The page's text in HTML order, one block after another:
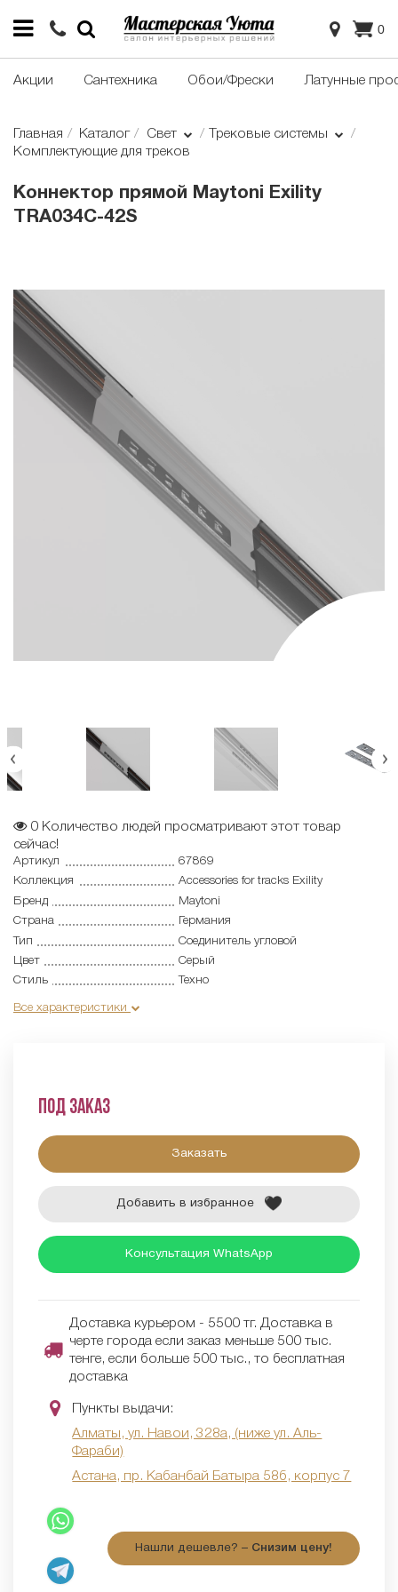
0
Акции Сантехника Обои/Фрески Латунные
Главная Каталог Свет
Трековые системы
Комплектующие для треков
Коннектор прямой Maytoni Exility
TRA034C-42S
0 Количество людей просматривают этот товар
сейчас!
Артикул
67869
Коллекция
Accessories for tracks Exility
Бренд
Maytoni
Страна
Германия
Тип
Соединитель угловой
Цвет
Серый
Стиль
Техно
Все характеристики
Под заказ
Заказать
Добавить в избранное
Консультация WhatsApp
Доставка курьером - 5500 тг. Доставка в
черте города если заказ меньше 500 тыс.
тенге, если больше 500 тыс., то бесплатная
доставка
Пункты выдачи:
Алматы, ул. Навои, 328а, (ниже ул. Аль-
Фараби)
Астана, пр. Кабанбай Батыра 58б, корпус 7
Нашли дешевле? – Снизим цену!